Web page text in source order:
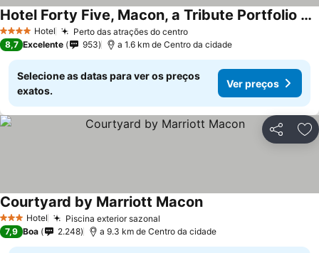
4 EstrelasHotel Perto das atrações do centro
Hotel Forty Five, Macon, a Tribute Portfolio Hotel
8,7 Excelente 953 a 1.6 km de Centro da cidade
Selecione as datas para ver os preços
exatos.
Ver preços
Partilhar
3 EstrelasHotel Piscina exterior sazonal
Courtyard by Marriott Macon
7,9 Boa 2.248 a 9.3 km de Centro da cidade